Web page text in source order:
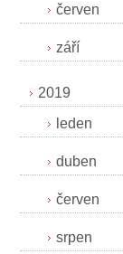
červen
září
2019
leden
duben
červen
srpen